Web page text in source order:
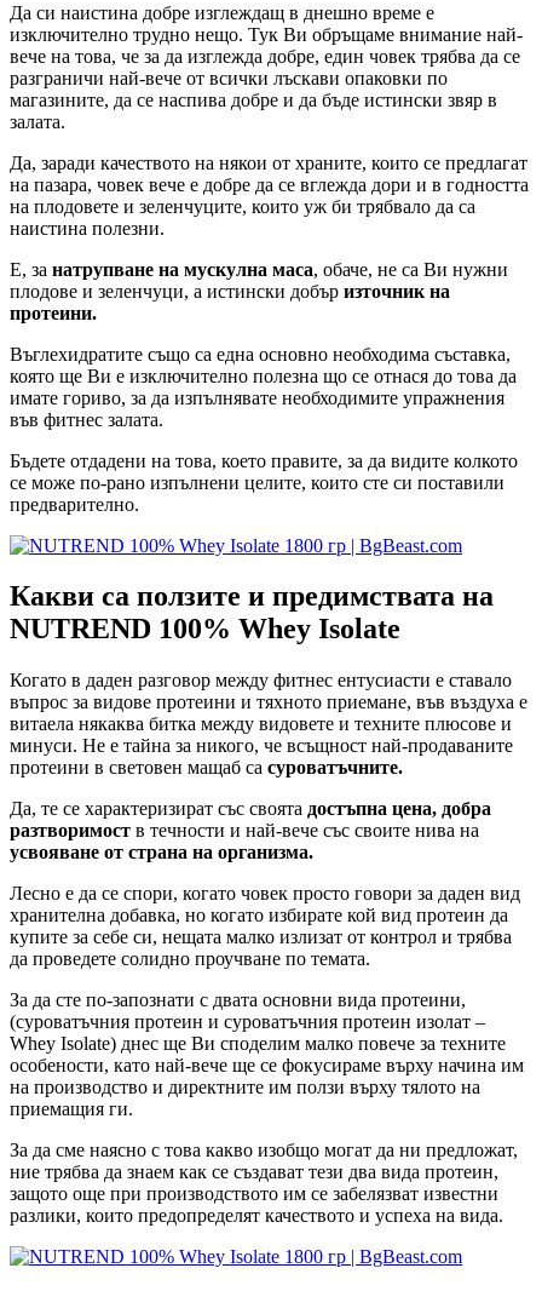
Да си наистина добре изглеждащ в днешно време е
изключително трудно нещо. Тук Ви обръщаме внимание най-
вече на това, че за да изглежда добре, един човек трябва да се
разграничи най-вече от всички лъскави опаковки по
магазините, да се наспива добре и да бъде истински звяр в
залата.
Да, заради качеството на някои от храните, които се предлагат
на пазара, човек вече е добре да се вглежда дори и в годността
на плодовете и зеленчуците, които уж би трябвало да са
наистина полезни.
Е, за натрупване на мускулна маса, обаче, не са Ви нужни
плодове и зеленчуци, а истински добър източник на
протеини.
Въглехидратите също са една основно необходима съставка,
която ще Ви е изключително полезна що се отнася до това да
имате гориво, за да изпълнявате необходимите упражнения
във фитнес залата.
Бъдете отдадени на това, което правите, за да видите колкото
се може по-рано изпълнени целите, които сте си поставили
предварително.
Какви са ползите и предимствата на
NUTREND 100% Whey Isolate
Когато в даден разговор между фитнес ентусиасти е ставало
въпрос за видове протеини и тяхното приемане, във въздуха е
витаела някаква битка между видовете и техните плюсове и
минуси. Не е тайна за никого, че всъщност най-продаваните
протеини в световен мащаб са суроватъчните.
Да, те се характеризират със своята достъпна цена, добра
разтворимост в течности и най-вече със своите нива на
усвояване от страна на организма.
Лесно е да се спори, когато човек просто говори за даден вид
хранителна добавка, но когато избирате кой вид протеин да
купите за себе си, нещата малко излизат от контрол и трябва
да проведете солидно проучване по темата.
За да сте по-запознати с двата основни вида протеини,
(суроватъчния протеин и суроватъчния протеин изолат –
Whey Isolate) днес ще Ви споделим малко повече за техните
особености, като най-вече ще се фокусираме върху начина им
на производство и директните им ползи върху тялото на
приемащия ги.
За да сме наясно с това какво изобщо могат да ни предложат,
ние трябва да знаем как се създават тези два вида протеин,
защото още при производството им се забелязват известни
разлики, които предопределят качеството и успеха на вида.